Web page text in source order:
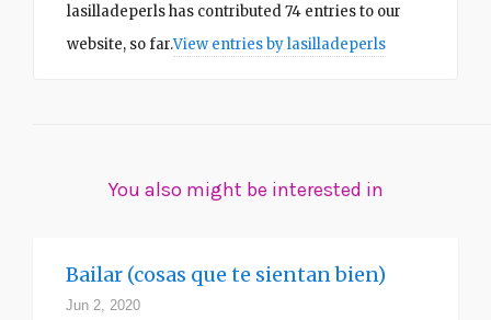
lasilladeperlshas contributed 74 entries to our
website, so far.View entries bylasilladeperls
You also might be interested in
Bailar (cosas que te sientan bien)
Jun 2, 2020